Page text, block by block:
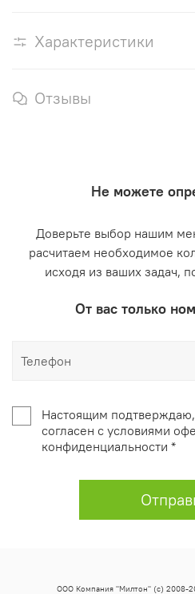
Характеристики
Отзывы
Не можете
Доверьте выбор нашим
расчитаем необходимое
исходя из ваших задач,
От вас только
Настоящим
согласен с условиями
конфиденциальности *
ООО Компания "Милтон" (с) 2008-